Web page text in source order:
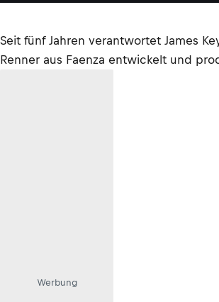
Seit fünf Jahren verantwortet James
Renner aus Faenza entwickelt und
Werbung